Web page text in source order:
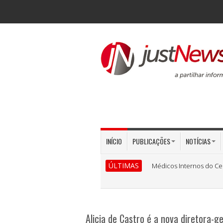
INÍCIO PUBLICAÇÕES NOTÍCIAS
ÚLTIMAS Médicos Internos do
Alicia de Castro é a nova diretora-